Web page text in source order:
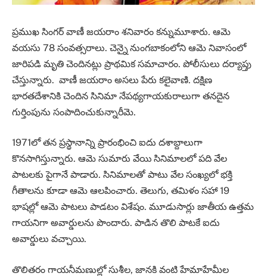
ప్రముఖ సింగర్ వాణీ జయరాం శనివారం కన్నుమూశారు. ఆమె
వయసు 78 సంవత్సరాలు. చెన్నై నుంగబాకంలోని ఆమె నివాసంలో
జారిపడి మృతి చెందినట్లు ప్రాథమిక సమాచారం. పోలీసులు దర్యాప్తు
చేస్తున్నారు. వాణీ జయరాం అసలు పేరు కలైవాణి. దక్షిణ
భారతదేశానికి చెందిన సినిమా నేపథ్యగాయకురాలుగా తనదైన
గుర్తింపును సంపాదించుకున్నారీమె.
1971లో తన ప్రస్థానాన్ని ప్రారంభించి ఐదు దశాబ్దాలుగా
కొనసాగిస్తున్నారు. ఆమె సుమారు వేయి సినిమాలలో పది వేల
పాటలకు పైగానే పాడారు. సినిమాలతో పాటు వేల సంఖ్యలో భక్తి
గీతాలను కూడా ఆమె ఆలపించారు. తెలుగు, తమిళం సహా 19
భాషల్లో ఆమె పాటలు పాడటం విశేషం. మూడుసార్లు జాతీయ ఉత్తమ
గాయనిగా అవార్డులను పొందారు. పాడిన తొలి పాటకే ఐదు
అవార్డులు వచ్చాయి.
తొలితరం గాయనీమణుల్లో సుశీల, జానకి వంటి హేమాహేమీల